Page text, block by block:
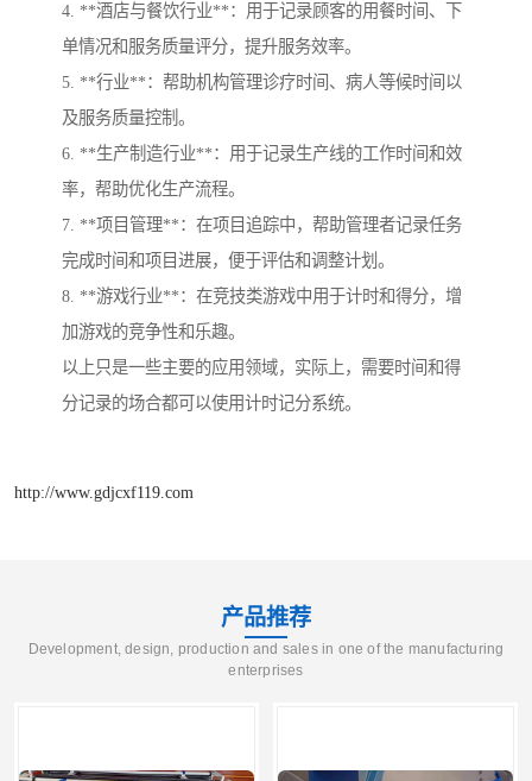
4. **酒店与餐饮行业**：用于记录顾客的用餐时间、下
单情况和服务质量评分，提升服务效率。
5. **行业**：帮助机构管理诊疗时间、病人等候时间以
及服务质量控制。
6. **生产制造行业**：用于记录生产线的工作时间和效
率，帮助优化生产流程。
7. **项目管理**：在项目追踪中，帮助管理者记录任务
完成时间和项目进展，便于评估和调整计划。
8. **游戏行业**：在竞技类游戏中用于计时和得分，增
加游戏的竞争性和乐趣。
以上只是一些主要的应用领域，实际上，需要时间和得
分记录的场合都可以使用计时记分系统。
http://www.gdjcxf119.com
产品推荐
Development, design, production and sales in one of the manufacturing
enterprises